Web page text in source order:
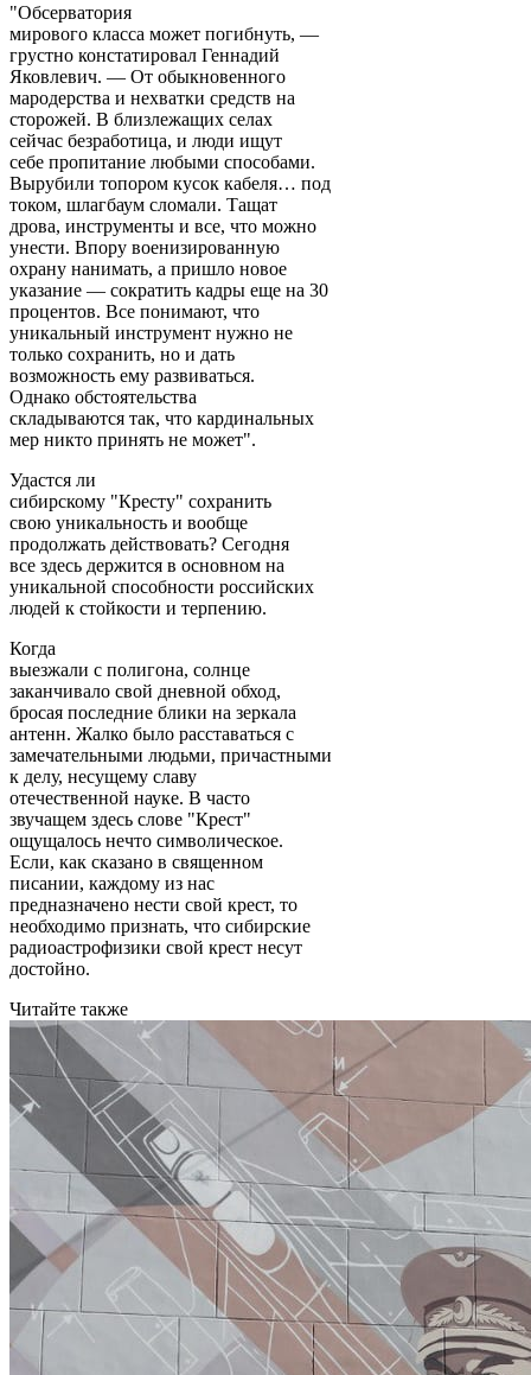
"Обсерватория
мирового класса может погибнуть, —
грустно констатировал Геннадий
Яковлевич. — От обыкновенного
мародерства и нехватки средств на
сторожей. В близлежащих селах
сейчас безработица, и люди ищут
себе пропитание любыми способами.
Вырубили топором кусок кабеля… под
током, шлагбаум сломали. Тащат
дрова, инструменты и все, что можно
унести. Впору военизированную
охрану нанимать, а пришло новое
указание — сократить кадры еще на 30
процентов. Все понимают, что
уникальный инструмент нужно не
только сохранить, но и дать
возможность ему развиваться.
Однако обстоятельства
складываются так, что кардинальных
мер никто принять не может".
Удастся ли
сибирскому "Кресту" сохранить
свою уникальность и вообще
продолжать действовать? Сегодня
все здесь держится в основном на
уникальной способности российских
людей к стойкости и терпению.
Когда
выезжали с полигона, солнце
заканчивало свой дневной обход,
бросая последние блики на зеркала
антенн. Жалко было расставаться с
замечательными людьми, причастными
к делу, несущему славу
отечественной науке. В часто
звучащем здесь слове "Крест"
ощущалось нечто символическое.
Если, как сказано в священном
писании, каждому из нас
предназначено нести свой крест, то
необходимо признать, что сибирские
радиоастрофизики свой крест несут
достойно.
Читайте также